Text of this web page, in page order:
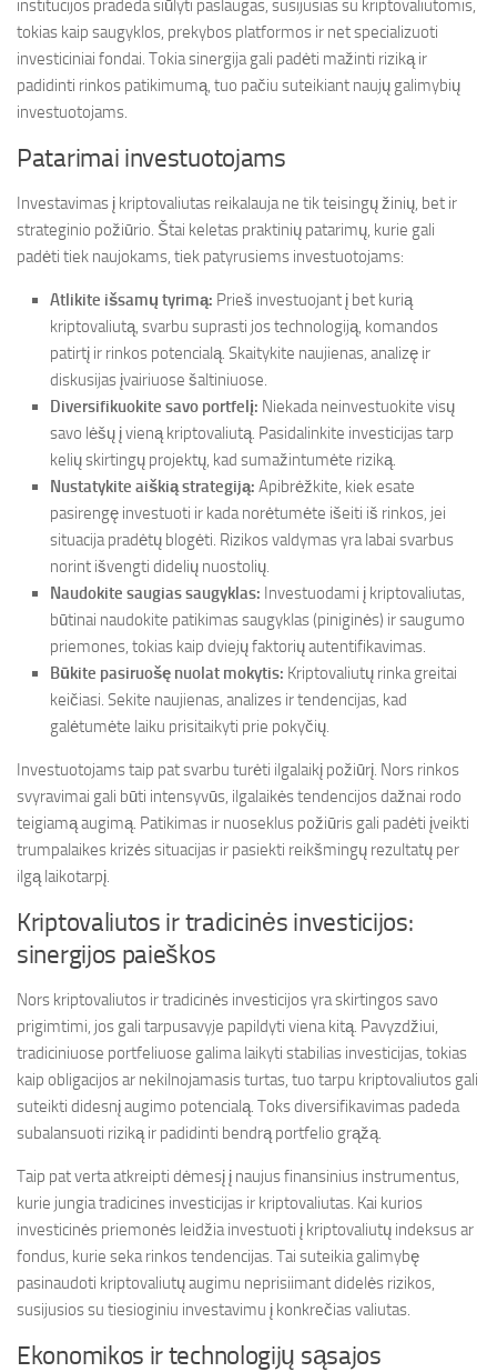
institucijos pradeda siūlyti paslaugas, susijusias su kriptovaliutomis,
tokias kaip saugyklos, prekybos platformos ir net specializuoti
investiciniai fondai. Tokia sinergija gali padėti mažinti riziką ir
padidinti rinkos patikimumą, tuo pačiu suteikiant naujų galimybių
investuotojams.
Patarimai investuotojams
Investavimas į kriptovaliutas reikalauja ne tik teisingų žinių, bet ir
strateginio požiūrio. Štai keletas praktinių patarimų, kurie gali
padėti tiek naujokams, tiek patyrusiems investuotojams:
Atlikite išsamų tyrimą: Prieš investuojant į bet kurią
kriptovaliutą, svarbu suprasti jos technologiją, komandos
patirtį ir rinkos potencialą. Skaitykite naujienas, analizę ir
diskusijas įvairiuose šaltiniuose.
Diversifikuokite savo portfelį: Niekada neinvestuokite visų
savo lėšų į vieną kriptovaliutą. Pasidalinkite investicijas tarp
kelių skirtingų projektų, kad sumažintumėte riziką.
Nustatykite aiškią strategiją: Apibrėžkite, kiek esate
pasirengę investuoti ir kada norėtumėte išeiti iš rinkos, jei
situacija pradėtų blogėti. Rizikos valdymas yra labai svarbus
norint išvengti didelių nuostolių.
Naudokite saugias saugyklas: Investuodami į kriptovaliutas,
būtinai naudokite patikimas saugyklas (piniginės) ir saugumo
priemones, tokias kaip dviejų faktorių autentifikavimas.
Būkite pasiruošę nuolat mokytis: Kriptovaliutų rinka greitai
keičiasi. Sekite naujienas, analizes ir tendencijas, kad
galėtumėte laiku prisitaikyti prie pokyčių.
Investuotojams taip pat svarbu turėti ilgalaikį požiūrį. Nors rinkos
svyravimai gali būti intensyvūs, ilgalaikės tendencijos dažnai rodo
teigiamą augimą. Patikimas ir nuoseklus požiūris gali padėti įveikti
trumpalaikes krizės situacijas ir pasiekti reikšmingų rezultatų per
ilgą laikotarpį.
Kriptovaliutos ir tradicinės investicijos:
sinergijos paieškos
Nors kriptovaliutos ir tradicinės investicijos yra skirtingos savo
prigimtimi, jos gali tarpusavyje papildyti viena kitą. Pavyzdžiui,
tradiciniuose portfeliuose galima laikyti stabilias investicijas, tokias
kaip obligacijos ar nekilnojamasis turtas, tuo tarpu kriptovaliutos gali
suteikti didesnį augimo potencialą. Toks diversifikavimas padeda
subalansuoti riziką ir padidinti bendrą portfelio grąžą.
Taip pat verta atkreipti dėmesį į naujus finansinius instrumentus,
kurie jungia tradicines investicijas ir kriptovaliutas. Kai kurios
investicinės priemonės leidžia investuoti į kriptovaliutų indeksus ar
fondus, kurie seka rinkos tendencijas. Tai suteikia galimybę
pasinaudoti kriptovaliutų augimu neprisiimant didelės rizikos,
susijusios su tiesioginiu investavimu į konkrečias valiutas.
Ekonomikos ir technologijų sąsajos